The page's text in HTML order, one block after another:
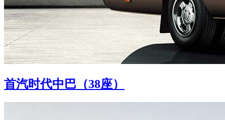
首汽时代中巴（38座）